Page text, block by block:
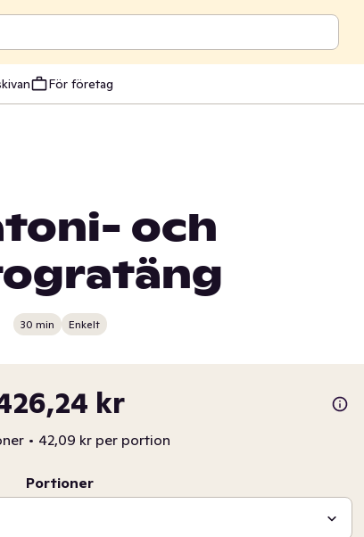
För företag
och
30 min Enkelt
kr
• 42,09 kr per portion
Portioner